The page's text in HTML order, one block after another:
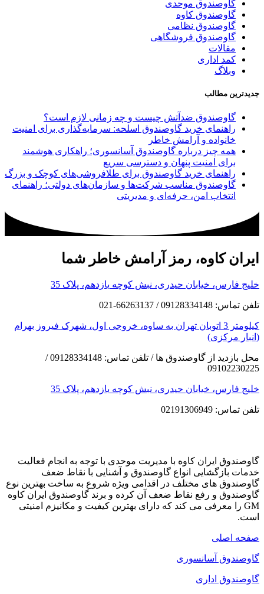
گاوصندوق موحدی
گاوصندوق کاوه
گاوصندوق نظامی
گاوصندوق فروشگاهی
مقالات
کمد اداری
وبلاگ
جدیدترین مطالب
گاوصندوق ضدآتش چیست و چه زمانی لازم است؟
راهنمای خرید گاوصندوق اسلحه: سرمایه‌گذاری برای امنیت
خانواده و آرامش خاطر
همه چیز درباره گاوصندوق آسانسوری؛ راهکاری هوشمند
برای امنیت پنهان و دسترسی سریع
راهنمای خرید گاوصندوق برای طلافروشی‌های کوچک و بزرگ
گاوصندوق مناسب شرکت‌ها و سازمان‌های دولتی؛ راهنمای
انتخاب امن، حرفه‌ای و مدیریتی
ایران کاوه، رمز آرامش خاطر شما
خلیج فارس، خیابان حیدری، نبش کوچه یازدهم، پلاک 35
تلفن تماس: 09128334148 / 66263137-021
کیلومتر 3 اتوبان تهران به ساوه، خروجی اول، شهرک فیروز بهرام
(انبار مرکزی)
محل بازدید از گاوصندوق ها / تلفن تماس: 09128334148 /
09102230225
خلیج فارس، خیابان حیدری، نبش کوچه یازدهم، پلاک 35
تلفن تماس: 02191306949
گاوصندوق ایران کاوه با مدیریت موحدی با توجه به انجام فعالیت
خدمات بازگشایی انواع گاوصندوق و آشنایی با نقاط ضعف
گاوصندوق های مختلف در اقدامی ویژه شروع به ساخت بهترین نوع
گاوصندوق و رفع نقاط ضعف آن کرده و برند گاوصندوق ایران کاوه
GM را معرفی می کند که دارای بهترین کیفیت و مکانیزم امنیتی
است.
صفحه اصلی
گاوصندوق آسانسوری
گاوصندوق اداری